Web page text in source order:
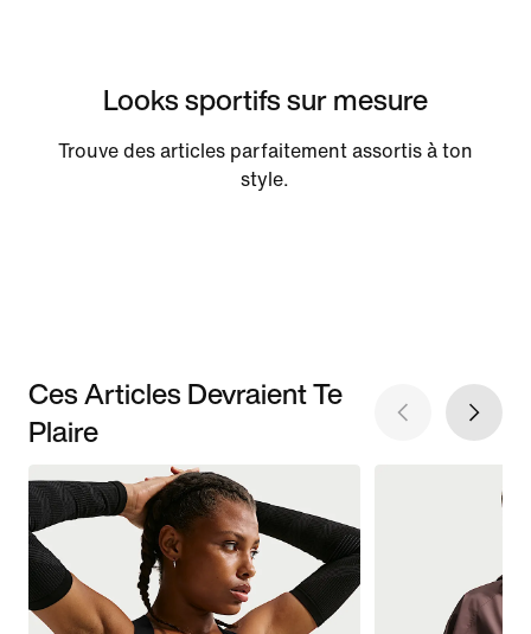
Looks sportifs sur mesure
Trouve des articles parfaitement assortis à ton
style.
Ces Articles Devraient Te
Plaire